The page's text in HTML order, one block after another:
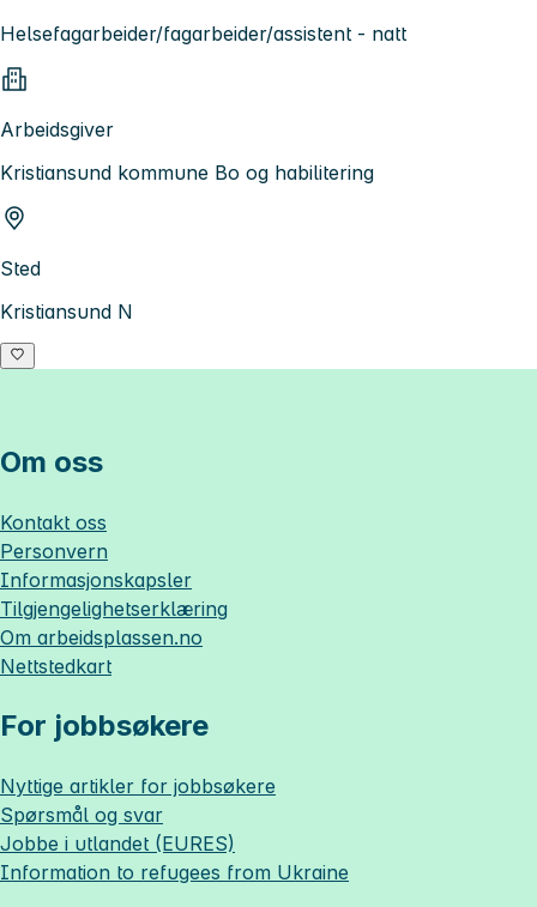
Helsefagarbeider/fagarbeider/assistent - natt
Arbeidsgiver
Kristiansund kommune Bo og habilitering
Sted
Kristiansund N
Om oss
Kontakt oss
Personvern
Informasjonskapsler
Tilgjengelighetserklæring
Om arbeidsplassen.no
Nettstedkart
For jobbsøkere
Nyttige artikler for jobbsøkere
Spørsmål og svar
Jobbe i utlandet (EURES)
Information to refugees from Ukraine